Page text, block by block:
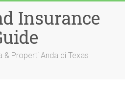
Insurance
& Properti Anda di Texas